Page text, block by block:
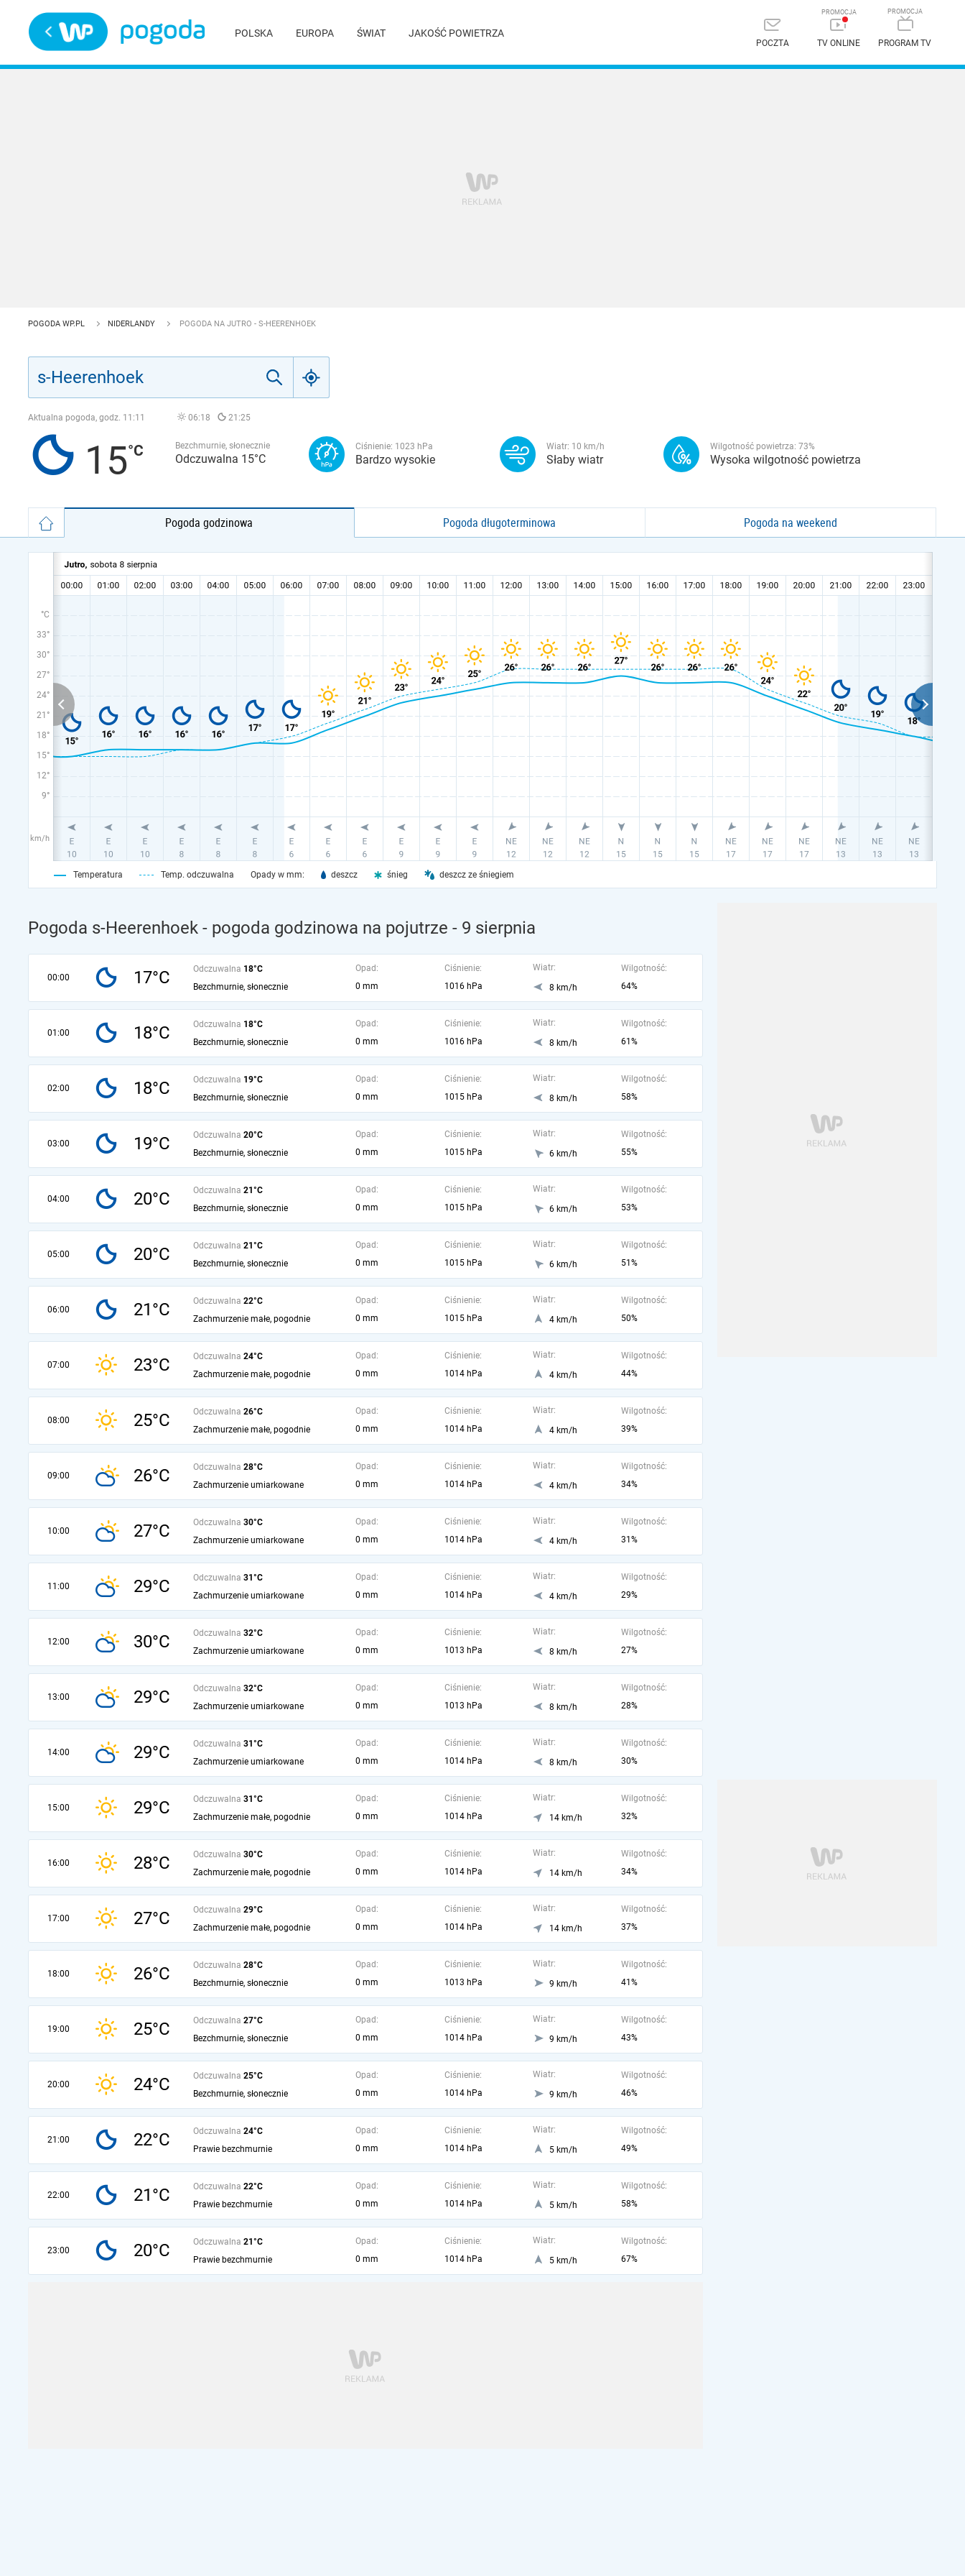
POLSKA EUROPA ŚWIAT JAKOŚĆ POWIETRZA
POCZTA TV ONLINE PROGRAM TV
POGODA WP.PL NIDERLANDY POGODA NA JUTRO - S-HEERENHOEK
Aktualna pogoda, godz. 11:11 06:18 21:25
15 Bezchmurnie, słonecznie
Odczuwalna 15°C
Ciśnienie: 1023 hPa
Bardzo wysokie
Wiatr: 10 km/h
Słaby wiatr
Wilgotność powietrza: 73%
Wysoka wilgotność powietrza
Pogoda godzinowa Pogoda długoterminowa Pogoda na weekend
°C
33°
30°
27°
24°
21°
18°
15°
12°
9°
km/h
Temperatura Temp. odczuwalna Opady w mm: deszcz śnieg deszcz ze śniegiem
Pogoda s-Heerenhoek - pogoda godzinowa na pojutrze - 9 sierpnia
00:00 17°C Odczuwalna 18°C
Bezchmurnie, słonecznie
Opad:
0 mm
Ciśnienie:
1016 hPa
Wiatr:
8 km/h
Wilgotność:
64%
01:00 18°C Odczuwalna 18°C
Bezchmurnie, słonecznie
Opad:
0 mm
Ciśnienie:
1016 hPa
Wiatr:
8 km/h
Wilgotność:
61%
02:00 18°C Odczuwalna 19°C
Bezchmurnie, słonecznie
Opad:
0 mm
Ciśnienie:
1015 hPa
Wiatr:
8 km/h
Wilgotność:
58%
03:00 19°C Odczuwalna 20°C
Bezchmurnie, słonecznie
Opad:
0 mm
Ciśnienie:
1015 hPa
Wiatr:
6 km/h
Wilgotność:
55%
04:00 20°C Odczuwalna 21°C
Bezchmurnie, słonecznie
Opad:
0 mm
Ciśnienie:
1015 hPa
Wiatr:
6 km/h
Wilgotność:
53%
05:00 20°C Odczuwalna 21°C
Bezchmurnie, słonecznie
Opad:
0 mm
Ciśnienie:
1015 hPa
Wiatr:
6 km/h
Wilgotność:
51%
06:00 21°C Odczuwalna 22°C
Zachmurzenie małe, pogodnie
Opad:
0 mm
Ciśnienie:
1015 hPa
Wiatr:
4 km/h
Wilgotność:
50%
07:00 23°C Odczuwalna 24°C
Zachmurzenie małe, pogodnie
Opad:
0 mm
Ciśnienie:
1014 hPa
Wiatr:
4 km/h
Wilgotność:
44%
08:00 25°C Odczuwalna 26°C
Zachmurzenie małe, pogodnie
Opad:
0 mm
Ciśnienie:
1014 hPa
Wiatr:
4 km/h
Wilgotność:
39%
09:00 26°C Odczuwalna 28°C
Zachmurzenie umiarkowane
Opad:
0 mm
Ciśnienie:
1014 hPa
Wiatr:
4 km/h
Wilgotność:
34%
10:00 27°C Odczuwalna 30°C
Zachmurzenie umiarkowane
Opad:
0 mm
Ciśnienie:
1014 hPa
Wiatr:
4 km/h
Wilgotność:
31%
11:00 29°C Odczuwalna 31°C
Zachmurzenie umiarkowane
Opad:
0 mm
Ciśnienie:
1014 hPa
Wiatr:
4 km/h
Wilgotność:
29%
12:00 30°C Odczuwalna 32°C
Zachmurzenie umiarkowane
Opad:
0 mm
Ciśnienie:
1013 hPa
Wiatr:
8 km/h
Wilgotność:
27%
13:00 29°C Odczuwalna 32°C
Zachmurzenie umiarkowane
Opad:
0 mm
Ciśnienie:
1013 hPa
Wiatr:
8 km/h
Wilgotność:
28%
14:00 29°C Odczuwalna 31°C
Zachmurzenie umiarkowane
Opad:
0 mm
Ciśnienie:
1014 hPa
Wiatr:
8 km/h
Wilgotność:
30%
15:00 29°C Odczuwalna 31°C
Zachmurzenie małe, pogodnie
Opad:
0 mm
Ciśnienie:
1014 hPa
Wiatr:
14 km/h
Wilgotność:
32%
16:00 28°C Odczuwalna 30°C
Zachmurzenie małe, pogodnie
Opad:
0 mm
Ciśnienie:
1014 hPa
Wiatr:
14 km/h
Wilgotność:
34%
17:00 27°C Odczuwalna 29°C
Zachmurzenie małe, pogodnie
Opad:
0 mm
Ciśnienie:
1014 hPa
Wiatr:
14 km/h
Wilgotność:
37%
18:00 26°C Odczuwalna 28°C
Bezchmurnie, słonecznie
Opad:
0 mm
Ciśnienie:
1013 hPa
Wiatr:
9 km/h
Wilgotność:
41%
19:00 25°C Odczuwalna 27°C
Bezchmurnie, słonecznie
Opad:
0 mm
Ciśnienie:
1014 hPa
Wiatr:
9 km/h
Wilgotność:
43%
20:00 24°C Odczuwalna 25°C
Bezchmurnie, słonecznie
Opad:
0 mm
Ciśnienie:
1014 hPa
Wiatr:
9 km/h
Wilgotność:
46%
21:00 22°C Odczuwalna 24°C
Prawie bezchmurnie
Opad:
0 mm
Ciśnienie:
1014 hPa
Wiatr:
5 km/h
Wilgotność:
49%
22:00 21°C Odczuwalna 22°C
Prawie bezchmurnie
Opad:
0 mm
Ciśnienie:
1014 hPa
Wiatr:
5 km/h
Wilgotność:
58%
23:00 20°C Odczuwalna 21°C
Prawie bezchmurnie
Opad:
0 mm
Ciśnienie:
1014 hPa
Wiatr:
5 km/h
Wilgotność:
67%